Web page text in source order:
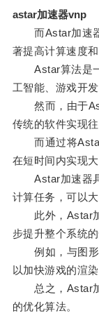
astar加速器vnp
而Astar加速器
著提高计算速度和
Astar算法是一
工智能、游戏开
然而，由于
传统的软件实现往
而通过将Astar
在短时间内实现
Astar加速器具
计算任务，可以
此外，Astar加
步提升整个系统的
例如，与图形
以加快游戏的渲
总之，Astar加
的优化算法。